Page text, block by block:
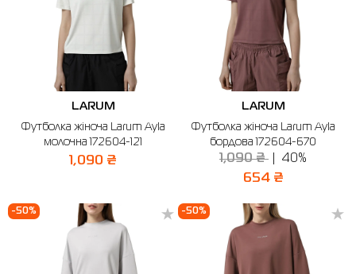
LARUM
Футболка жіноча Larum Ayla
молочна 172604-121
1,090 ₴
LARUM
Футболка жіноча Larum Ayla
бордова 172604-670
1,090 ₴ 40%
654 ₴
-50% -50%